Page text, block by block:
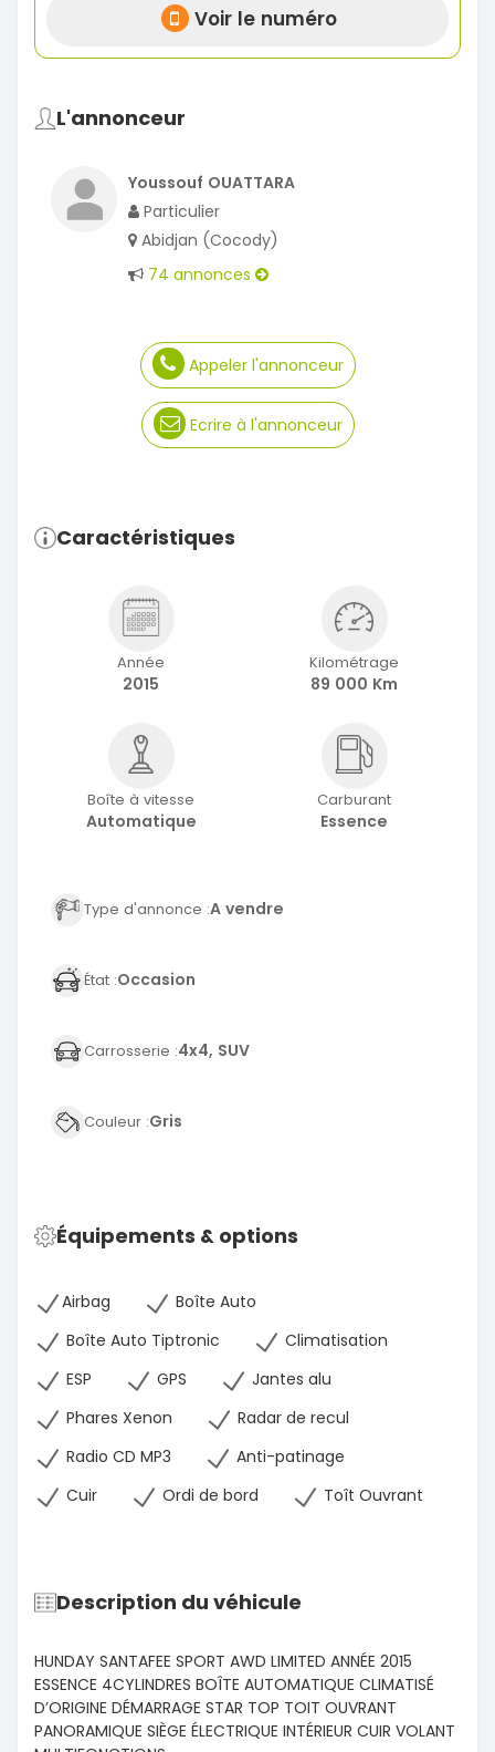
Voir le numéro
L'annonceur
Youssouf OUATTARA
Particulier
Abidjan (Cocody)
74 annonces
Appeler l'annonceur
Ecrire à l'annonceur
Caractéristiques
Année
2015
Kilométrage
89 000 Km
Boîte à vitesse
Automatique
Carburant
Essence
Type d'annonce :A vendre
État :Occasion
Carrosserie :4x4, SUV
Couleur :Gris
Équipements & options
Airbag
Boîte Auto
Boîte Auto Tiptronic
Climatisation
ESP
GPS
Jantes alu
Phares Xenon
Radar de recul
Radio CD MP3
Anti-patinage
Cuir
Ordi de bord Toît Ouvrant
Description du véhicule
HUNDAY SANTAFEE SPORT AWD LIMITED ANNÉE 2015
ESSENCE 4CYLINDRES BOÎTE AUTOMATIQUE CLIMATISÉ
D’ORIGINE DÉMARRAGE STAR TOP TOIT OUVRANT
PANORAMIQUE SIÈGE ÉLECTRIQUE INTÉRIEUR CUIR VOLANT